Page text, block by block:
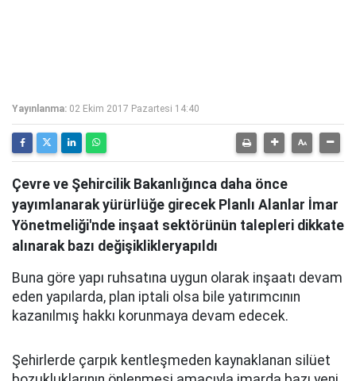
Yayınlanma: 02 Ekim 2017 Pazartesi 14:40
Çevre ve Şehircilik Bakanlığınca daha önce
yayımlanarak yürürlüğe girecek Planlı Alanlar İmar
Yönetmeliği'nde inşaat sektörünün talepleri dikkate
alınarak bazı değişiklikleryapıldı
Buna göre yapı ruhsatına uygun olarak inşaatı devam
eden yapılarda, plan iptali olsa bile yatırımcının
kazanılmış hakkı korunmaya devam edecek.
Şehirlerde çarpık kentleşmeden kaynaklanan silüet